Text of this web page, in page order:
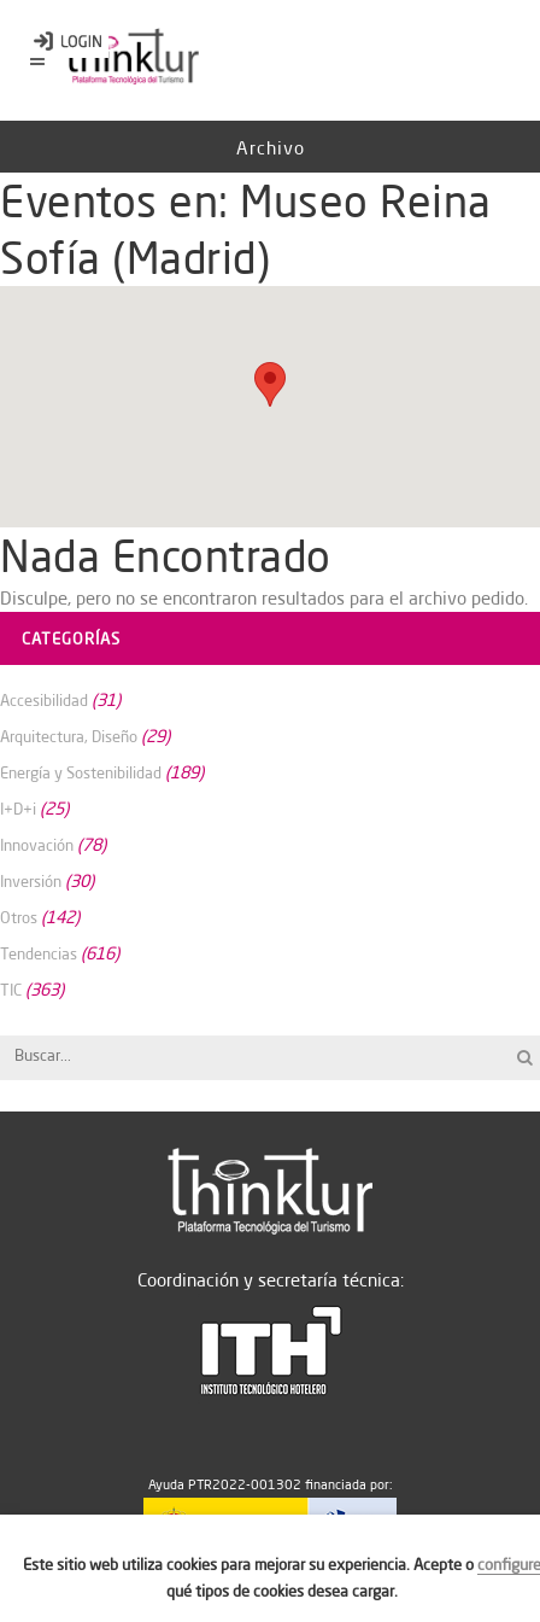
Archivo
Eventos en: Museo Reina
Sofía (Madrid)
Nada Encontrado
Disculpe, pero no se encontraron resultados para el archivo pedido.
CATEGORÍAS
Accesibilidad (31)
Arquitectura, Diseño (29)
Energía y Sostenibilidad (189)
I+D+i (25)
Innovación (78)
Inversión (30)
Otros (142)
Tendencias (616)
TIC (363)
Coordinación y secretaría técnica:
Ayuda PTR2022-001302 financiada por:
MICIU/AEI/10.13039/501100011033
Este sitio web utiliza cookies para mejorar su experiencia. Acepte oconfigure
qué tipos de cookies desea cargar.